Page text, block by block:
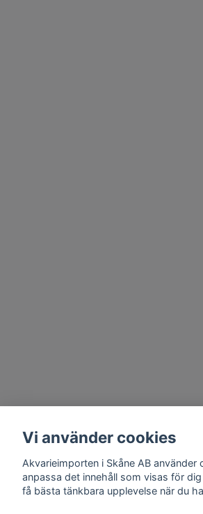
Vi använder cookies
Akvarieimporten i Skåne AB
anpassa det innehåll som visas för
få bästa tänkbara upplevelse när du